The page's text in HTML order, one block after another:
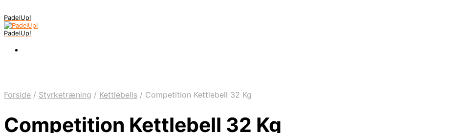
PadelUp!
PadelUp!
Forside / Styrketræning / Kettlebells / Competition Kettlebell 32 Kg
Competition Kettlebell 32 Kg